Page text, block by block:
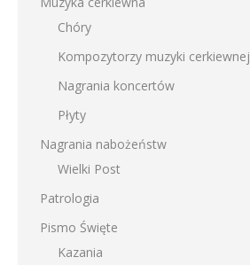
Chóry
Kompozytorzy muzyki cerkiewnej
Nagrania koncertów
Płyty
Nagrania nabożeństw
Wielki Post
Patrologia
Pismo Święte
Kazania